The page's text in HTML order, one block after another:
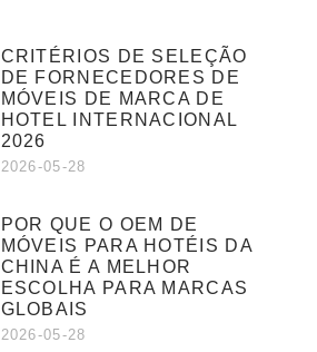
CRITÉRIOS DE SELEÇÃO
DE FORNECEDORES DE
MÓVEIS DE MARCA DE
HOTEL INTERNACIONAL
2026
2026-05-28
POR QUE O OEM DE
MÓVEIS PARA HOTÉIS DA
CHINA É A MELHOR
ESCOLHA PARA MARCAS
GLOBAIS
2026-05-28